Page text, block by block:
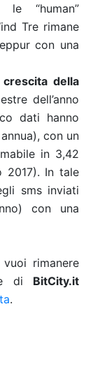
le “human”
Tre rimane
con una
crescita della
dell’anno
dati hanno
con un
in 3,42
2017). In tale
sms inviati
con una
rimanere
di BitCity.it
.